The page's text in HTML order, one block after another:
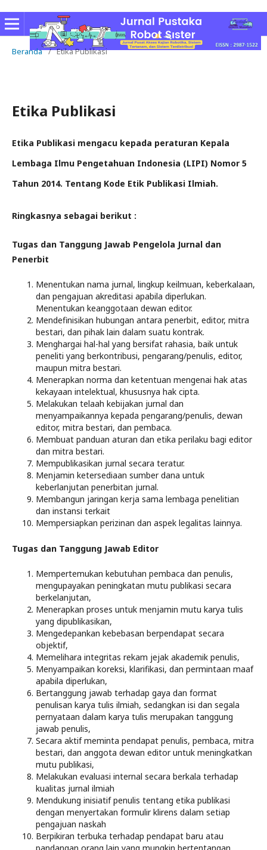
Beranda / Etika Publikasi
Etika Publikasi
Etika Publikasi mengacu kepada peraturan Kepala
Lembaga Ilmu Pengetahuan Indonesia (LIPI) Nomor 5
Tahun 2014. Tentang Kode Etik Publikasi Ilmiah.
Ringkasnya sebagai berikut :
Tugas dan Tanggung Jawab Pengelola Jurnal dan
Penerbit
Menentukan nama jurnal, lingkup keilmuan, keberkalaan,
dan pengajuan akreditasi apabila diperlukan.
Menentukan keanggotaan dewan editor.
Mendefinisikan hubungan antara penerbit, editor, mitra
bestari, dan pihak lain dalam suatu kontrak.
Menghargai hal-hal yang bersifat rahasia, baik untuk
peneliti yang berkontribusi, pengarang/penulis, editor,
maupun mitra bestari.
Menerapkan norma dan ketentuan mengenai hak atas
kekayaan intelektual, khususnya hak cipta.
Melakukan telaah kebijakan jurnal dan
menyampaikannya kepada pengarang/penulis, dewan
editor, mitra bestari, dan pembaca.
Membuat panduan aturan dan etika perilaku bagi editor
dan mitra bestari.
Mempublikasikan jurnal secara teratur.
Menjamin ketersediaan sumber dana untuk
keberlanjutan penerbitan jurnal.
Membangun jaringan kerja sama lembaga penelitian
dan instansi terkait
Mempersiapkan perizinan dan aspek legalitas lainnya.
Tugas dan Tanggung Jawab Editor
Mempertemukan kebutuhan pembaca dan penulis,
mengupayakan peningkatan mutu publikasi secara
berkelanjutan,
Menerapkan proses untuk menjamin mutu karya tulis
yang dipublikasikan,
Mengedepankan kebebasan berpendapat secara
objektif,
Memelihara integritas rekam jejak akademik penulis,
Menyampaikan koreksi, klarifikasi, dan permintaan maaf
apabila diperlukan,
Bertanggung jawab terhadap gaya dan format
penulisan karya tulis ilmiah, sedangkan isi dan segala
pernyataan dalam karya tulis merupakan tanggung
jawab penulis,
Secara aktif meminta pendapat penulis, pembaca, mitra
bestari, dan anggota dewan editor untuk meningkatkan
mutu publikasi,
Melakukan evaluasi internal secara berkala terhadap
kualitas jurnal ilmiah
Mendukung inisiatif penulis tentang etika publikasi
dengan menyertakan formulir klirens dalam setiap
pengajuan naskah
Berpikiran terbuka terhadap pendapat baru atau